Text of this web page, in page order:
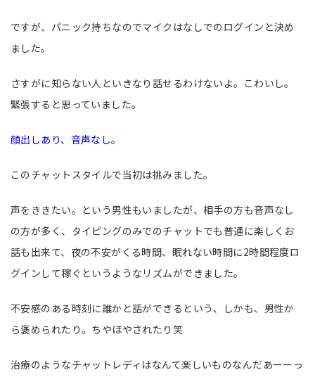
ですが、パニック持ちなのでマイクはなしでのログインと決め
ました。
さすがに知らない人といきなり話せるわけないよ。こわいし。
緊張すると思っていました。
顔出しあり、音声なし。
このチャットスタイルで当初は挑みました。
声をききたい。という男性もいましたが、相手の方も音声なし
の方が多く、タイピングのみでのチャットでも普通に楽しくお
話も出来て、夜の不安がくる時間、眠れない時間に2時間程度ロ
グインして稼ぐというようなリズムができました。
不安感のある時刻に誰かと話ができるという、しかも、男性か
ら褒められたり。ちやほやされたり笑
治療のようなチャットレディはなんて楽しいものなんだあーーっ